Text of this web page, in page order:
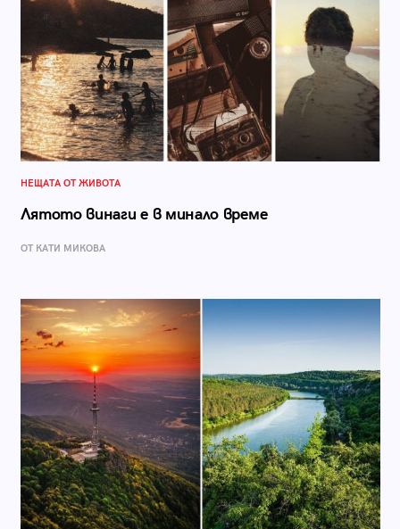
НЕЩАТА ОТ ЖИВОТА
Лятото винаги е в минало време
ОТ КАТИ МИКОВА